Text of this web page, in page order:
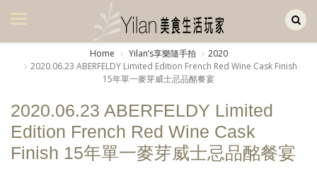
美食集
美飲集
旅遊集
旅遊美食集
Home Yilanʼs享樂隨手拍
2020
2020.06.23 ABERFELDY Limited Edition French Red Wine Cask Finish
15年單一麥芽威士忌品酩餐宴
2020.06.23 ABERFELDY Limited
Edition French Red Wine Cask
Finish 15年單一麥芽威士忌品酩餐宴